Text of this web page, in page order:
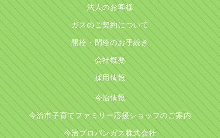
法人のお客様
ガスのご契約について
開栓・閉栓のお手続き
会社概要
採用情報
今治情報
今治市子育てファミリー応援ショップのご案内
今治プロパンガス株式会社